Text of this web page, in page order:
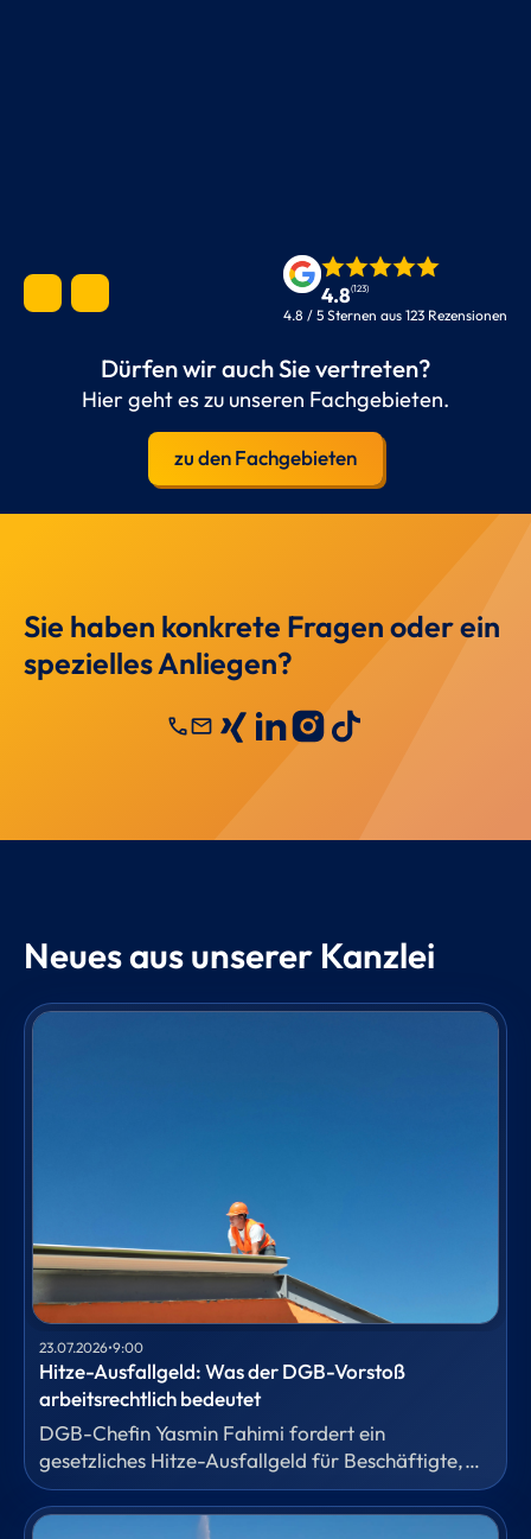
4.8(123)
4.8 / 5 Sternen aus 123 Rezensionen
Dürfen wir auch Sie vertreten?
Hier geht es zu unseren Fachgebieten.
zu den Fachgebieten
Sie haben konkrete Fragen oder ein
spezielles Anliegen?
callmail
Neues aus unserer Kanzlei
23.07.2026•9:00
Hitze-Ausfallgeld: Was der DGB-Vorstoß
arbeitsrechtlich bedeutet
DGB-Chefin Yasmin Fahimi fordert ein
gesetzliches Hitze-Ausfallgeld für Beschäftigte,
die wegen extremer Temperaturen nicht arbeiten
können. Für das HR-Fachmagazin